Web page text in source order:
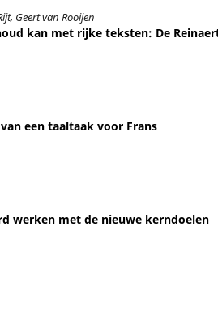
Geert van Rooijen
kan met rijke teksten: De
een taaltaak voor Frans
werken met de nieuwe kerndoelen